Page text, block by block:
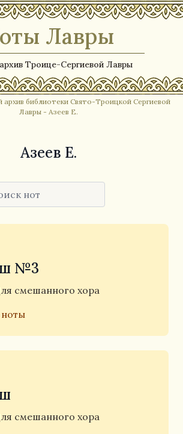
Лавры
Троице-Сергиевой Лавры
архив библиотеки Свято-Троицкой Сергиевой
Лавры - Азеев Е.
Азеев Е.
№3
смешанного хора
смешанного хора